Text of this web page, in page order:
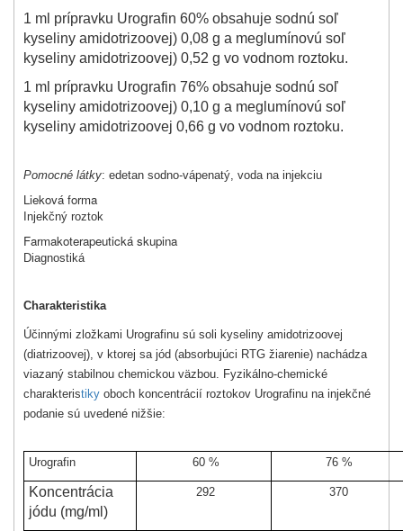
1 ml prípravku Urografin 60% obsahuje sodnú soľ
kyseliny amidotrizoovej) 0,08 g a meglumínovú soľ
kyseliny amidotrizoovej) 0,52 g vo vodnom roztoku.
1 ml prípravku Urografin 76% obsahuje sodnú soľ
kyseliny amidotrizoovej) 0,10 g a meglumínovú soľ
kyseliny amidotrizoovej 0,66 g vo vodnom roztoku.
Pomocné látky: edetan sodno-vápenatý, voda na injekciu
Lieková forma
Injekčný roztok
Farmakoterapeutická skupina
Diagnostiká
Charakteristika
Účinnými zložkami Urografinu sú soli kyseliny amidotrizoovej
(diatrizoovej), v ktorej sa jód (absorbujúci RTG žiarenie) nachádza
viazaný stabilnou chemickou väzbou. Fyzikálno-chemické
charakteristiky oboch koncentrácií roztokov Urografinu na injekčné
podanie sú uvedené nižšie:
Urografin 60 % 76 %
Koncentrácia
jódu (mg/ml)
292 370